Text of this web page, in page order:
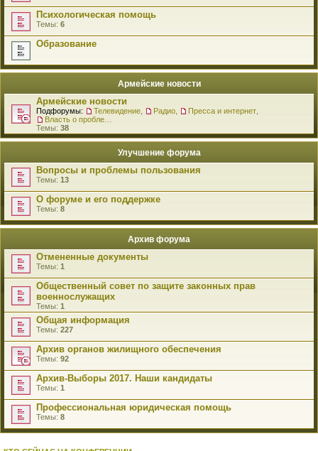
Психологическая помощь
Темы: 6
Образование
Армейские новости
Армейские новости
Подфорумы: Телевидение Радио Пресса и интернет
Темы: 38
Улучшение форума
Вопросы и проблемы пользования
Темы: 13
О форуме и его поддержке
Темы: 8
Архив форума
Отмененные документы
Темы: 1
Общественный совет по защите законных прав
военнослужащих
Темы: 1
Общая информация
Темы: 227
Архив органов жилищного обеспечения
Темы: 92
Архив-Выборы 2017. Наши кандидаты
Темы: 1
Профессиональная юридическая помощь
Темы: 8